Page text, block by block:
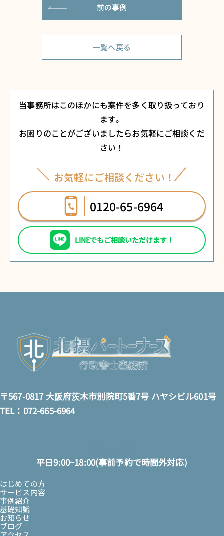
前の事例
一覧へ戻る
当事務所はこのほかにも案件を多く取り扱っており
ます。
お困りのことがございましたらお気軽にご相談くだ
さい！
お気軽にご相談ください！
0120-65-6964
LINEでもご相談いただけます！
〒567-0817 大阪府茨木市別院町5番7号 ハヤシビル601号
TEL：072-665-6964
平日9:00~18:00(事前予約で時間外対応)
はじめての方
サービス内容
事例紹介
基礎知識
お知らせ
ブログ